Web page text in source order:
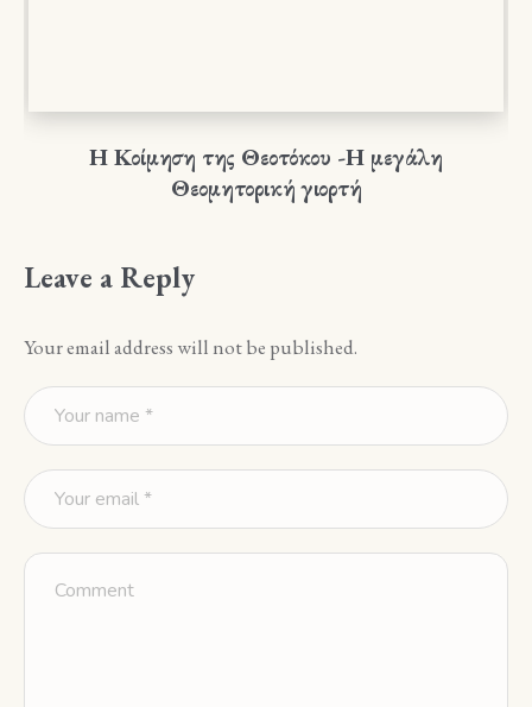
Η Κοίμηση της Θεοτόκου -Η μεγάλη
Θεομητορική γιορτή
Leave a Reply
Your email address will not be published.